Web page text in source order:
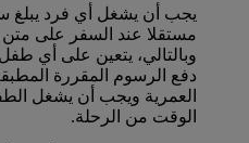
يجب أن يشغل أي فرد يبلغ
مستقلا عند السفر على
وبالتالي، يتعين على أي
دفع الرسوم المقررة
العمرية ويجب أن يشغل
الوقت من الرحلة.